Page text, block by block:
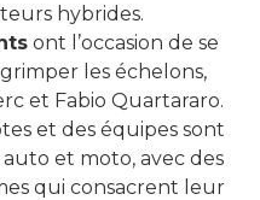
hybrides.
ont l’occasion de se
les échelons,
et Fabio Quartararo.
et des équipes sont
et moto, avec des
qui consacrent leur